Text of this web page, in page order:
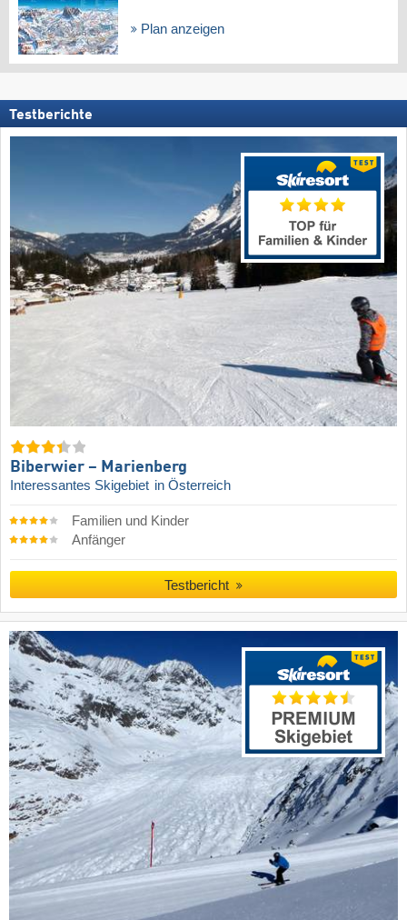
Plan anzeigen
Testberichte
Biberwier – Marienberg
Interessantes Skigebiet in Österreich
Familien und Kinder
Anfänger
Testbericht